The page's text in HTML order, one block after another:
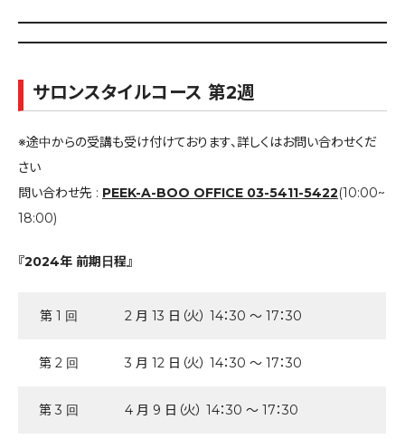
サロンスタイルコース 第2週
※途中からの受講も受け付けております、詳しくはお問い合わせくだ
さい
問い合わせ先 : PEEK-A-BOO OFFICE 03-5411-5422(10:00~
18:00)
『2024年 前期日程』
第 1 回 2 月 13 日（火） 14：30 ～ 17：30
第 2 回 3 月 12 日（火） 14：30 ～ 17：30
第 3 回 4 月 9 日（火） 14：30 ～ 17：30